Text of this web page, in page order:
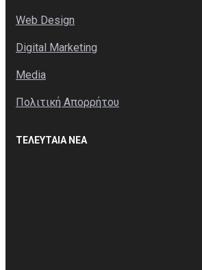
Web Design
Digital Marketing
Media
Πολιτική Απορρήτου
ΤΕΛΕΥΤΑΊΑ ΝΈΑ